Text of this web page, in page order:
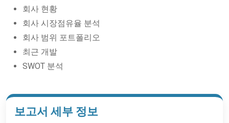
회사 현황
회사 시장점유율 분석
회사 범위 포트폴리오
최근 개발
SWOT 분석
보고서 세부 정보